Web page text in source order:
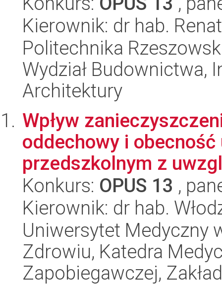
Kierownik: dr hab.
Politechnika
Wydział Budownictwa,
Architektury
Wpływ
oddechowy i
przedszkolnym z
Konkurs: OPUS 13 ,
Kierownik: dr hab.
Uniwersytet Medyczny
Zdrowiu, Katedra
Zapobiegawczej,